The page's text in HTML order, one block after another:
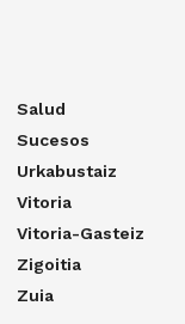
Salud
Sucesos
Urkabustaiz
Vitoria
Vitoria-Gasteiz
Zigoitia
Zuia